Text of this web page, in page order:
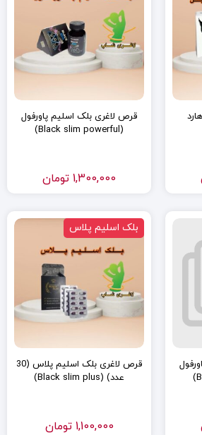
قرص لاغری بلک اسلیم پاورفول
(Black slim powerful)
1,300,000 تومان
بلک اسلیم پلاس
قرص لاغری بلک اسلیم پلاس (30
عدد) (Black slim plus)
1,100,000 تومان